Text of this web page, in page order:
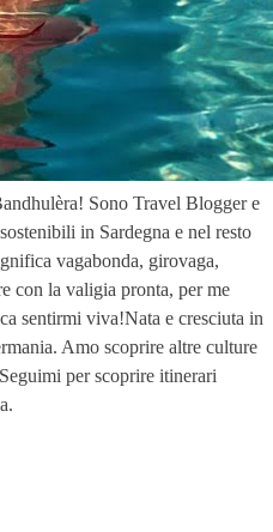
Sono Travel Blogger e
in Sardegna e nel resto
vagabonda, girovaga,
con la valigia pronta, per me
sentirmi viva!Nata e cresciuta in
Amo scoprire altre culture
per scoprire itinerari